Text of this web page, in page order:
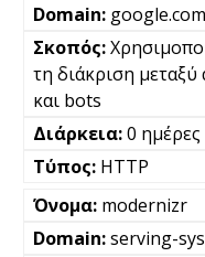
google.com
τη διάκριση
και bots
0 ημέρες
HTTP
modernizr
serving-